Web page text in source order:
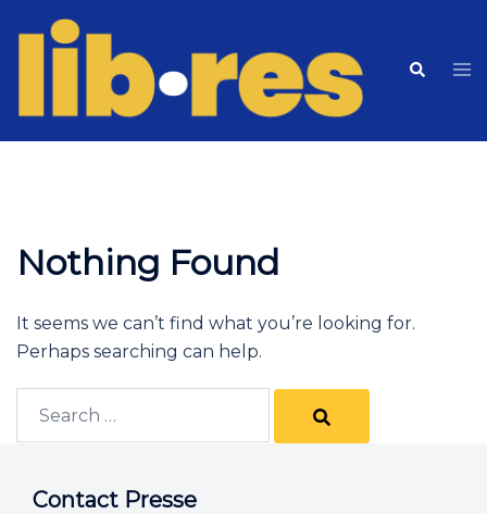
Search
Nothing Found
It seems we can’t find what you’re looking for.
Perhaps searching can help.
Contact Presse